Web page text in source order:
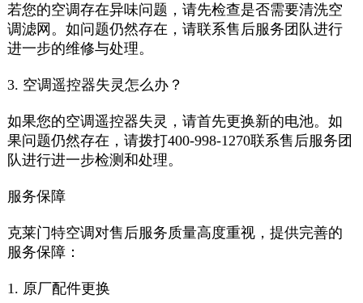
若您的空调存在异味问题，请先检查是否需要清洗空
调滤网。如问题仍然存在，请联系售后服务团队进行
进一步的维修与处理。
3. 空调遥控器失灵怎么办？
如果您的空调遥控器失灵，请首先更换新的电池。如
果问题仍然存在，请拨打400-998-1270联系售后服务团
队进行进一步检测和处理。
服务保障
克莱门特空调对售后服务质量高度重视，提供完善的
服务保障：
1. 原厂配件更换